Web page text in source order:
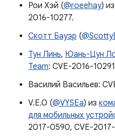
Рои Хэй (@roeehay) из
2016-10277.
Скотт Бауэр (
Тун Линь, Юань-Цун
Team: CVE-2016-
Василий Васильев:
V.E.O (@VYSEa) из
для мобильных
2017-0590, CVE-